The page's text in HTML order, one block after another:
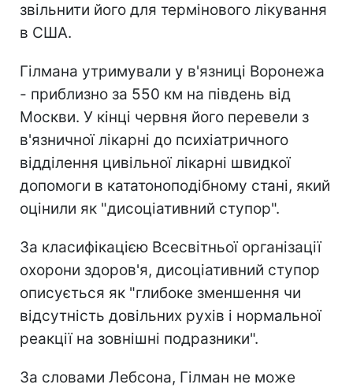
звільнити його для термінового лікування
в США.
Гілмана утримували у в'язниці Воронежа
- приблизно за 550 км на південь від
Москви. У кінці червня його перевели з
в'язничної лікарні до психіатричного
відділення цивільної лікарні швидкої
допомоги в кататоноподібному стані, який
оцінили як "дисоціативний ступор".
За класифікацією Всесвітньої організації
охорони здоров'я, дисоціативний ступор
описується як "глибоке зменшення чи
відсутність довільних рухів і нормальної
реакції на зовнішні подразники".
За словами Лебсона, Гілман не може